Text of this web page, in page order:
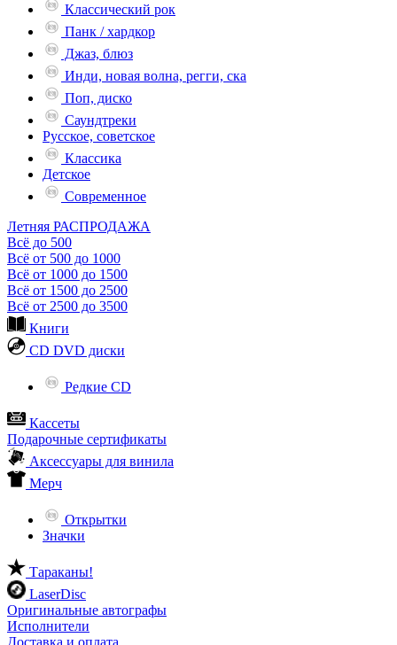
Классический рок
Панк / хардкор
Джаз, блюз
Инди, новая волна, регги, ска
Поп, диско
Саундтреки
Русское, советское
Классика
Детское
Современное
Летняя РАСПРОДАЖА
Всё до 500
Всё от 500 до 1000
Всё от 1000 до 1500
Всё от 1500 до 2500
Всё от 2500 до 3500
Книги
CD DVD диски
Редкие CD
Кассеты
Подарочные сертификаты
Аксессуары для винила
Мерч
Открытки
Значки
Тараканы!
LaserDisc
Оригинальные автографы
Исполнители
Доставка и оплата